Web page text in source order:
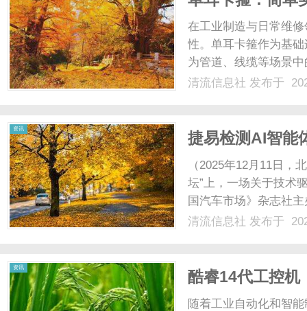
在工业制造与日常维
性。单耳卡箍作为基
为管道、线缆等场景
型逻辑及操作规范存
清流信息社 发布于
资讯
捷易检测AI智能
值
（2025年12月11日，
坛”上，一场关于技术
国汽车市场》杂志社
市场在智能时代的演
清流信息社 发布于
资讯
酷睿14代工控机
随着工业自动化和智